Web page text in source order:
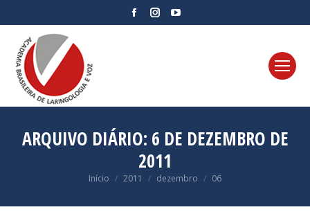
FacebookInstagram
ARQUIVO DIÁRIO: 6 DE DEZEMBRO DE
2011
Você está aqui:
Início 2011 dezembro 06